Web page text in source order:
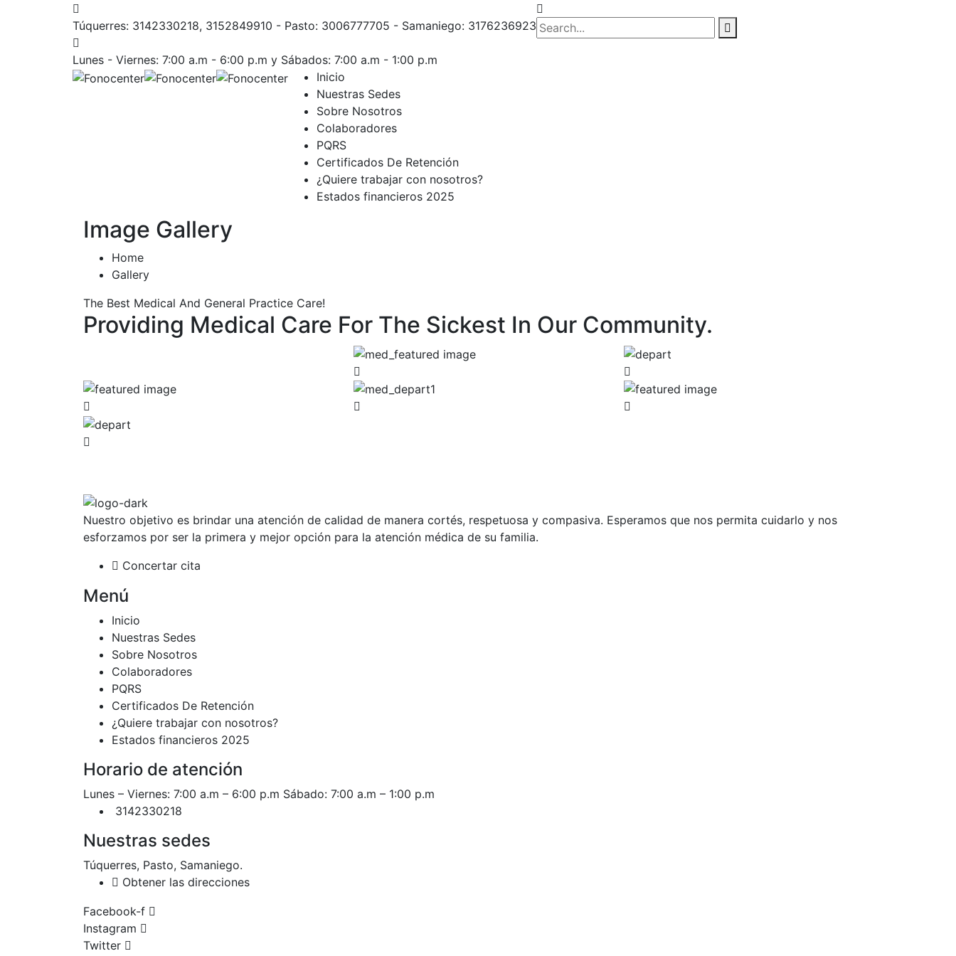
Túquerres: 3142330218, 3152849910 - Pasto: 3006777705 - Samaniego: 3176236923
Lunes - Viernes: 7:00 a.m - 6:00 p.m y Sábados: 7:00 a.m - 1:00 p.m
Inicio
Nuestras Sedes
Sobre Nosotros
Colaboradores
PQRS
Certificados De Retención
¿Quiere trabajar con nosotros?
Estados financieros 2025
Image Gallery
Home
Gallery
The Best Medical And General Practice Care!
Providing Medical Care For The Sickest In Our Community.
Nuestro objetivo es brindar una atención de calidad de manera cortés, respetuosa y compasiva. Esperamos que nos permita cuidarlo y nos
esforzamos por ser la primera y mejor opción para la atención médica de su familia.
Concertar cita
Menú
Inicio
Nuestras Sedes
Sobre Nosotros
Colaboradores
PQRS
Certificados De Retención
¿Quiere trabajar con nosotros?
Estados financieros 2025
Horario de atención
Lunes – Viernes: 7:00 a.m – 6:00 p.m Sábado: 7:00 a.m – 1:00 p.m
3142330218
Nuestras sedes
Túquerres, Pasto, Samaniego.
Obtener las direcciones
Facebook-f
Instagram
Twitter